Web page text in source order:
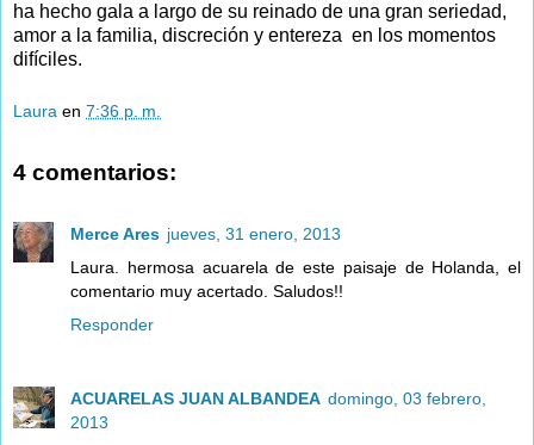
ha hecho gala a largo de su reinado de una gran seriedad,
amor a la familia, discreción y entereza en los momentos
difíciles.
Laura en 7:36 p. m.
4 comentarios:
Merce Ares jueves, 31 enero, 2013
Laura. hermosa acuarela de este paisaje de Holanda, el
comentario muy acertado. Saludos!!
Responder
ACUARELAS JUAN ALBANDEA domingo, 03 febrero,
2013